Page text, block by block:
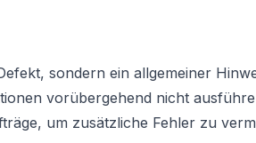
sondern ein allgemeiner
vorübergehend nicht
um zusätzliche Fehler zu